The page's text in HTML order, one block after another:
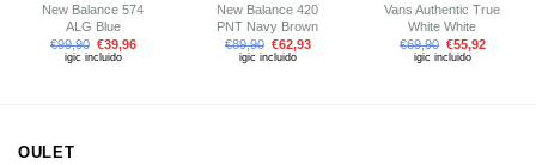
New Balance 574
ALG Blue
€99,90 €39,96
igic incluido
New Balance 420
PNT Navy Brown
€89,90 €62,93
igic incluido
Vans Authentic True
White White
€69,90 €55,92
igic incluido
OULET